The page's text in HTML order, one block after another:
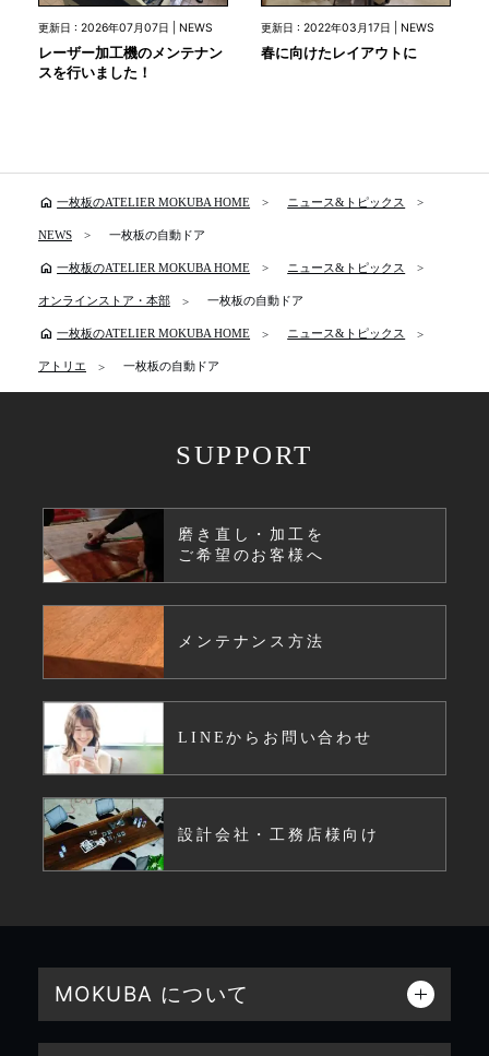
更新日 : 2026年07月07日 | NEWS
レーザー加工機のメンテナン
スを行いました！
更新日 : 2022年03月17日 | NEWS
春に向けたレイアウトに
home 一枚板のATELIER MOKUBA HOME ニュース&トピックス
NEWS 一枚板の自動ドア
home 一枚板のATELIER MOKUBA HOME ニュース&トピックス
オンラインストア・本部 一枚板の自動ドア
home 一枚板のATELIER MOKUBA HOME ニュース&トピックス
アトリエ 一枚板の自動ドア
SUPPORT
磨き直し・加工を
ご希望のお客様へ
メンテナンス方法
LINEからお問い合わせ
設計会社・工務店様向け
MOKUBA について